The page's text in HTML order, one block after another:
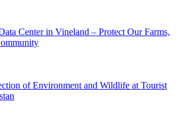
Center in Vineland – Protect Our Farms,
of Environment and Wildlife at Tourist